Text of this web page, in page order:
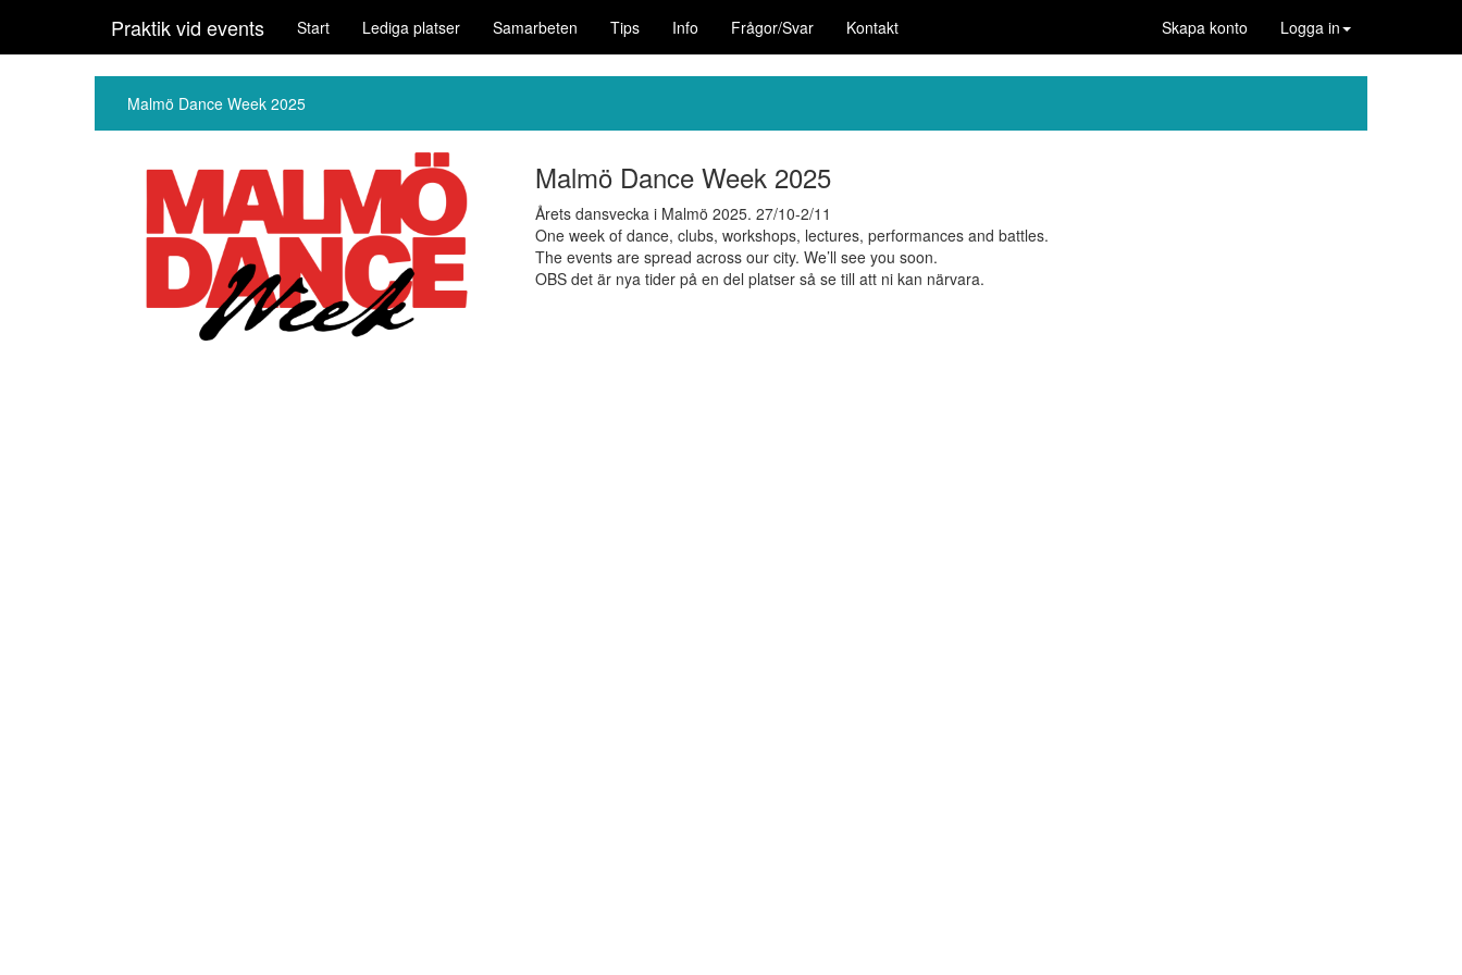
Praktik vid events Start Lediga platser Samarbeten Tips Info Frågor/Svar Kontakt Skapa konto Logga in
Malmö Dance Week 2025
Malmö Dance Week 2025
Årets dansvecka i Malmö 2025. 27/10-2/11
One week of dance, clubs, workshops, lectures, performances and battles.
The events are spread across our city. We’ll see you soon.
OBS det är nya tider på en del platser så se till att ni kan närvara.